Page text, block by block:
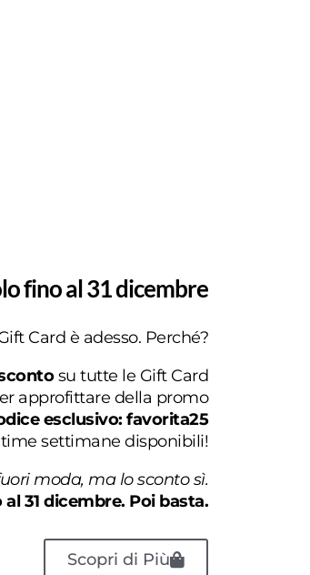
fino al 31 dicembre
Card è adesso. Perché?
su tutte le Gift Card
approfittare della promo
esclusivo: favorita25
settimane disponibili!
moda, ma lo sconto sì.
al 31 dicembre. Poi basta.
Scopri di Più